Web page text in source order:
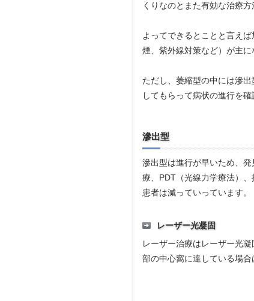
くりなのとまた有効な治療
よってできるとことと言え
煙、紫外線対策など）が主に
ただし、萎縮型の中には滲
してもらって病状の進行を確
滲出型
滲出型は進行が早いため、
療、PDT（光線力学療法）
患者は減っていっています。
レーザー光凝固
レーザー治療はレーザー光
部の中心窩に達している場合